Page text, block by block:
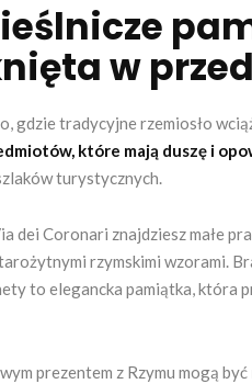
w
gdzie tradycyjne rzemiosło
które mają duszę i
turystycznych.
dei Coronari znajdziesz małe
rzymskimi wzorami.
to elegancka pamiątka, która
prezentem z Rzymu mogą być